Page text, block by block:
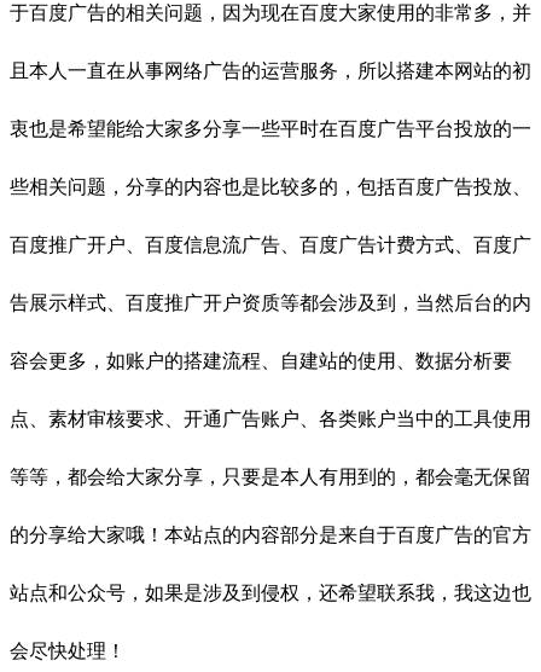
于百度广告的相关问题，因为现在百度大家使用的非常多，并
且本人一直在从事网络广告的运营服务，所以搭建本网站的初
衷也是希望能给大家多分享一些平时在百度广告平台投放的一
些相关问题，分享的内容也是比较多的，包括百度广告投放、
百度推广开户、百度信息流广告、百度广告计费方式、百度广
告展示样式、百度推广开户资质等都会涉及到，当然后台的内
容会更多，如账户的搭建流程、自建站的使用、数据分析要
点、素材审核要求、开通广告账户、各类账户当中的工具使用
等等，都会给大家分享，只要是本人有用到的，都会毫无保留
的分享给大家哦！本站点的内容部分是来自于百度广告的官方
站点和公众号，如果是涉及到侵权，还希望联系我，我这边也
会尽快处理！